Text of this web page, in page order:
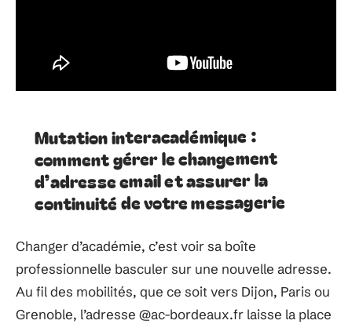
Mutation interacadémique :
comment gérer le changement
d’adresse email et assurer la
continuité de votre messagerie
Changer d’académie, c’est voir sa boîte
professionnelle basculer sur une nouvelle adresse.
Au fil des mobilités, que ce soit vers Dijon, Paris ou
Grenoble, l’adresse @ac-bordeaux.fr laisse la place